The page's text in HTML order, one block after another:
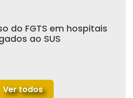
do FGTS em hospitais
ao SUS
Ver todos